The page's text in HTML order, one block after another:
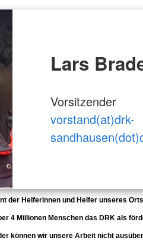
Lars
Vorsitzender
vorstand(at)drk-
der Helferinnen und Helfer unseres
4 Millionen Menschen das DRK als
können wir unsere Arbeit nicht